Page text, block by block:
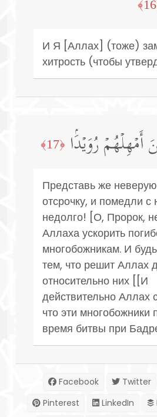
И Я [Аллах] (тоже)
хитрость (чтобы
أَمۡهِلۡهُمۡ رُوَیۡدَۢا ﴿17﴾
Представь же
отсрочку, и помедли с
недолго! [О, Пророк,
Аллаха ускорить
многобожникам. И
тем, что решит Аллах
относительно них [[И
действительно Аллах
что эти многобожники
время битвы при
Facebook Twitter
Pinterest
LinkedIn